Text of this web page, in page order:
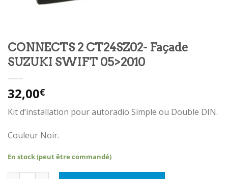
CONNECTS 2 CT24SZ02- Façade
SUZUKI SWIFT 05>2010
32,00€
Kit d’installation pour autoradio Simple ou Double DIN.
Couleur Noir.
En stock (peut être commandé)